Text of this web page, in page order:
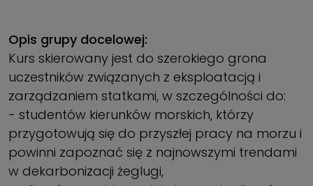
Opis grupy docelowej:
Kurs skierowany jest do szerokiego grona
uczestników związanych z eksploatacją i
zarządzaniem statkami, w szczególności do:
- studentów kierunków morskich, którzy
przygotowują się do przyszłej pracy na morzu i
powinni zapoznać się z najnowszymi trendami
w dekarbonizacji żeglugi,